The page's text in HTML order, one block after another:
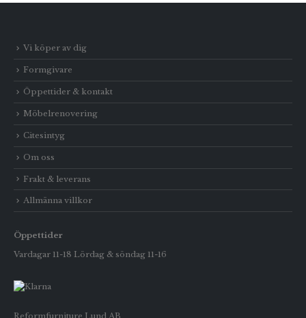
Vi köper av dig
Formgivare
Öppettider & kontakt
Möbelrenovering
Citesintyg
Om oss
Frakt & leverans
Allmänna villkor
Öppettider
Vardagar 11-18 Lördag & söndag 11-16
Reformfurniture Lund AB